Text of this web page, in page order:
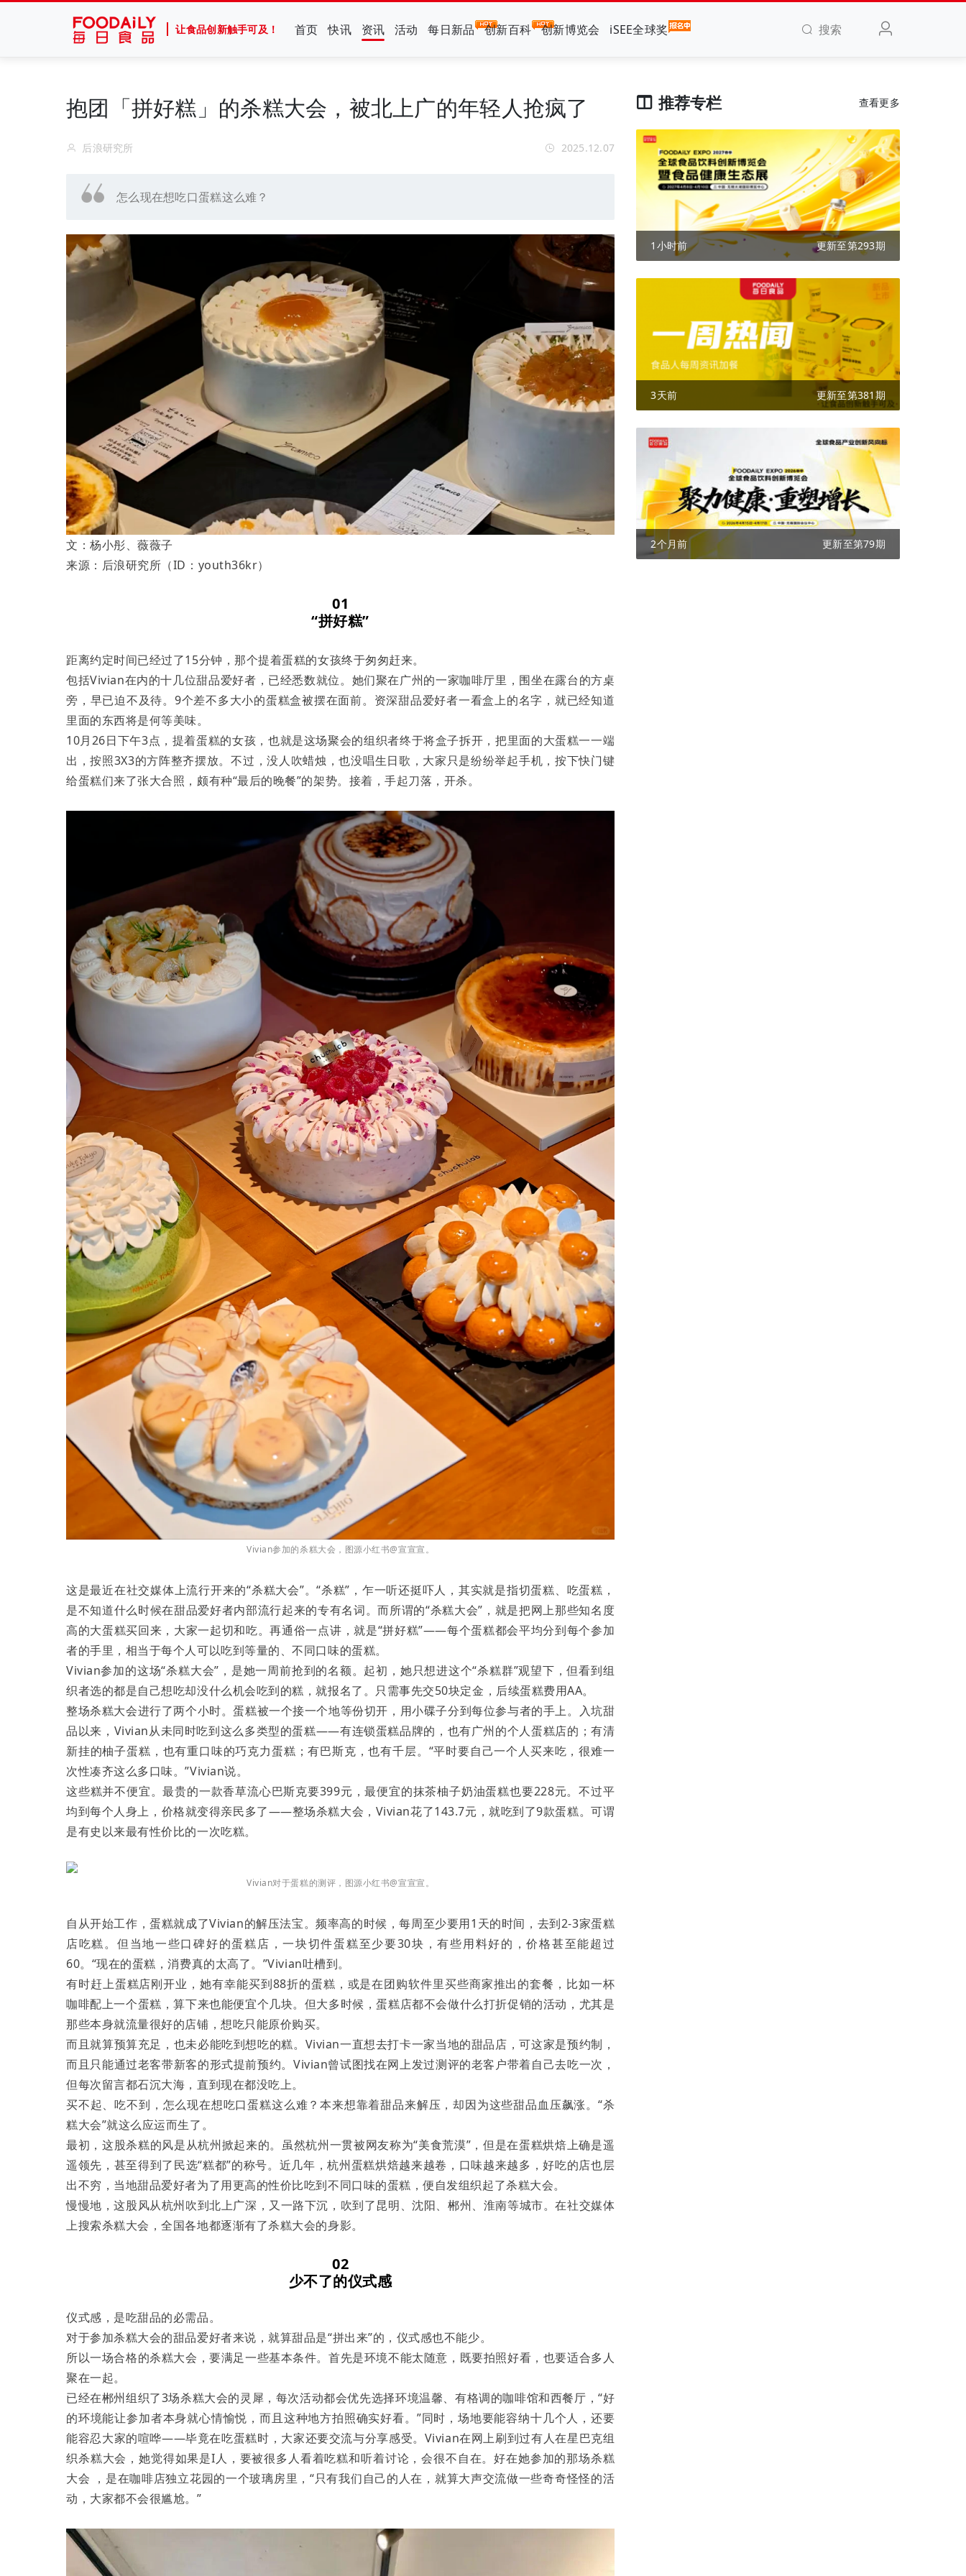
让食品创新触手可及！ 首页 快讯 资讯 活动 每日新品 创新百科 创新博览会 iSEE全球奖 搜索
抱团「拼好糕」的杀糕大会，被北上广的年轻人抢疯了
后浪研究所 2025.12.07
怎么现在想吃口蛋糕这么难？
文：杨小彤、薇薇子
来源：后浪研究所（ID：youth36kr）
01
“拼好糕”
距离约定时间已经过了15分钟，那个提着蛋糕的女孩终于匆匆赶来。
包括Vivian在内的十几位甜品爱好者，已经悉数就位。她们聚在广州的一家咖啡厅里，围坐在露台的方桌
旁，早已迫不及待。9个差不多大小的蛋糕盒被摆在面前。资深甜品爱好者一看盒上的名字，就已经知道
里面的东西将是何等美味。
10月26日下午3点，提着蛋糕的女孩，也就是这场聚会的组织者终于将盒子拆开，把里面的大蛋糕一一端
出，按照3X3的方阵整齐摆放。不过，没人吹蜡烛，也没唱生日歌，大家只是纷纷举起手机，按下快门键
给蛋糕们来了张大合照，颇有种“最后的晚餐”的架势。接着，手起刀落，开杀。
Vivian参加的杀糕大会，图源小红书@宣宣宣。
这是最近在社交媒体上流行开来的“杀糕大会”。“杀糕”，乍一听还挺吓人，其实就是指切蛋糕、吃蛋糕，
是不知道什么时候在甜品爱好者内部流行起来的专有名词。而所谓的“杀糕大会”，就是把网上那些知名度
高的大蛋糕买回来，大家一起切和吃。再通俗一点讲，就是“拼好糕”——每个蛋糕都会平均分到每个参加
者的手里，相当于每个人可以吃到等量的、不同口味的蛋糕。
Vivian参加的这场“杀糕大会”，是她一周前抢到的名额。起初，她只想进这个“杀糕群”观望下，但看到组
织者选的都是自己想吃却没什么机会吃到的糕，就报名了。只需事先交50块定金，后续蛋糕费用AA。
整场杀糕大会进行了两个小时。蛋糕被一个接一个地等份切开，用小碟子分到每位参与者的手上。入坑甜
品以来，Vivian从未同时吃到这么多类型的蛋糕——有连锁蛋糕品牌的，也有广州的个人蛋糕店的；有清
新挂的柚子蛋糕，也有重口味的巧克力蛋糕；有巴斯克，也有千层。“平时要自己一个人买来吃，很难一
次性凑齐这么多口味。”Vivian说。
这些糕并不便宜。最贵的一款香草流心巴斯克要399元，最便宜的抹茶柚子奶油蛋糕也要228元。不过平
均到每个人身上，价格就变得亲民多了——整场杀糕大会，Vivian花了143.7元，就吃到了9款蛋糕。可谓
是有史以来最有性价比的一次吃糕。
Vivian对于蛋糕的测评，图源小红书@宣宣宣。
自从开始工作，蛋糕就成了Vivian的解压法宝。频率高的时候，每周至少要用1天的时间，去到2-3家蛋糕
店吃糕。但当地一些口碑好的蛋糕店，一块切件蛋糕至少要30块，有些用料好的，价格甚至能超过
60。“现在的蛋糕，消费真的太高了。”Vivian吐槽到。
有时赶上蛋糕店刚开业，她有幸能买到88折的蛋糕，或是在团购软件里买些商家推出的套餐，比如一杯
咖啡配上一个蛋糕，算下来也能便宜个几块。但大多时候，蛋糕店都不会做什么打折促销的活动，尤其是
那些本身就流量很好的店铺，想吃只能原价购买。
而且就算预算充足，也未必能吃到想吃的糕。Vivian一直想去打卡一家当地的甜品店，可这家是预约制，
而且只能通过老客带新客的形式提前预约。Vivian曾试图找在网上发过测评的老客户带着自己去吃一次，
但每次留言都石沉大海，直到现在都没吃上。
买不起、吃不到，怎么现在想吃口蛋糕这么难？本来想靠着甜品来解压，却因为这些甜品血压飙涨。“杀
糕大会”就这么应运而生了。
最初，这股杀糕的风是从杭州掀起来的。虽然杭州一贯被网友称为“美食荒漠”，但是在蛋糕烘焙上确是遥
遥领先，甚至得到了民选“糕都”的称号。近几年，杭州蛋糕烘焙越来越卷，口味越来越多，好吃的店也层
出不穷，当地甜品爱好者为了用更高的性价比吃到不同口味的蛋糕，便自发组织起了杀糕大会。
慢慢地，这股风从杭州吹到北上广深，又一路下沉，吹到了昆明、沈阳、郴州、淮南等城市。在社交媒体
上搜索杀糕大会，全国各地都逐渐有了杀糕大会的身影。
02
少不了的仪式感
仪式感，是吃甜品的必需品。
对于参加杀糕大会的甜品爱好者来说，就算甜品是“拼出来”的，仪式感也不能少。
所以一场合格的杀糕大会，要满足一些基本条件。首先是环境不能太随意，既要拍照好看，也要适合多人
聚在一起。
已经在郴州组织了3场杀糕大会的灵犀，每次活动都会优先选择环境温馨、有格调的咖啡馆和西餐厅，“好
的环境能让参加者本身就心情愉悦，而且这种地方拍照确实好看。”同时，场地要能容纳十几个人，还要
能容忍大家的喧哗——毕竟在吃蛋糕时，大家还要交流与分享感受。Vivian在网上刷到过有人在星巴克组
织杀糕大会，她觉得如果是I人，要被很多人看着吃糕和听着讨论，会很不自在。好在她参加的那场杀糕
大会 ，是在咖啡店独立花园的一个玻璃房里，“只有我们自己的人在，就算大声交流做一些奇奇怪怪的活
动，大家都不会很尴尬。”
推荐专栏 查看更多
1小时前 更新至第293期
3天前 更新至第381期
2个月前 更新至第79期